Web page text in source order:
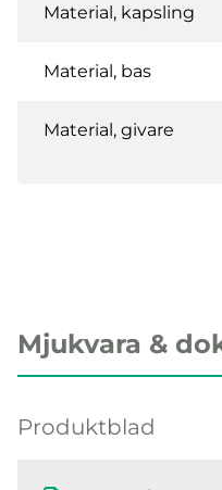
Material, kapsling
Material, bas
Material, givare
Mjukvara &
Produktblad